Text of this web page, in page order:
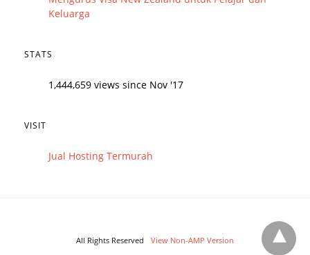
Keluarga
STATS
1,444,659 views since Nov '17
VISIT
Jual Hosting Termurah
All Rights Reserved View Non-AMP Version